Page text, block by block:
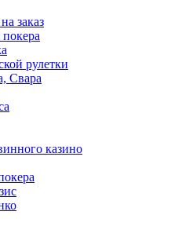
заказ
рулетки
Свара
казино